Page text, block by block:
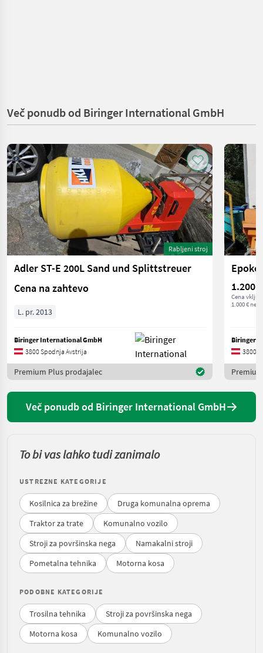
Več ponudb od Biringer International GmbH
Rabljeni stroj
Adler ST-E 200L Sand und Splittstreuer
Cena na zahtevo
L. pr. 2013
Biringer International GmbH
3800 Spodnja Avstrija
Premium Plus prodajalec
1.200 €
Cena
1.000 € neto
Biringer
3800
Več ponudb od Biringer International GmbH
To bi vas lahko tudi zanimalo
USTREZNE KATEGORIJE
Kosilnica za brežine
Druga komunalna oprema
Traktor za trate
Komunalno vozilo
Stroji za površinska nega
Namakalni stroji
Pometalna tehnika
Motorna kosa
PODOBNE KATEGORIJE
Trosilna tehnika
Stroji za površinska nega
Motorna kosa
Komunalno vozilo